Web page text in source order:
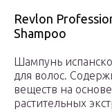
Revlon
Shampoo
Шампунь
для волос.
веществ на
растительных